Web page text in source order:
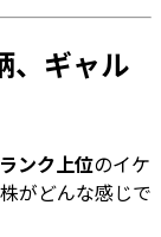
、ギャル
ンク上位のイケ
がどんな感じで